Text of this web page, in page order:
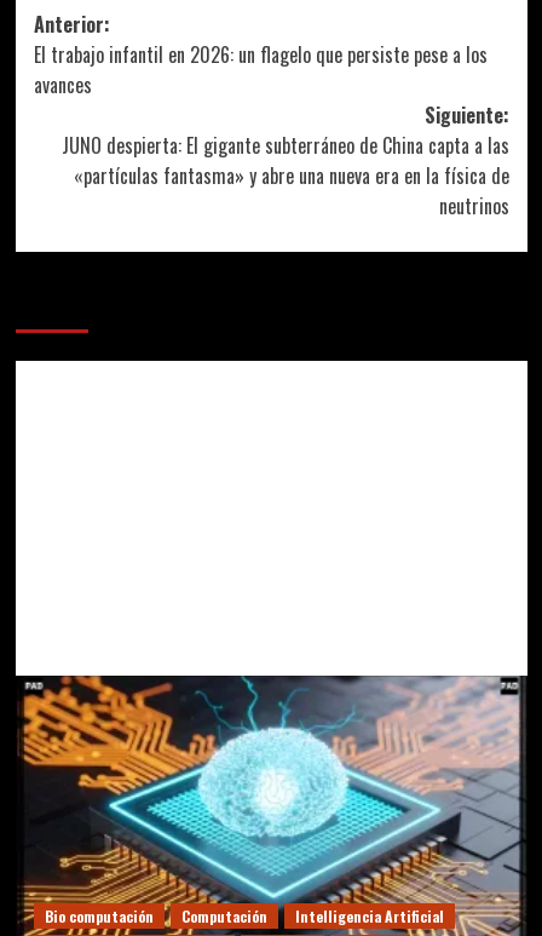
Navegación
de
entradas
Anterior:
El trabajo infantil en 2026: un flagelo que persiste pese a los
avances
Siguiente:
JUNO despierta: El gigante subterráneo de China capta a las
«partículas fantasma» y abre una nueva era en la física de
neutrinos
Bio computación Computación
Intelligencia Artificial